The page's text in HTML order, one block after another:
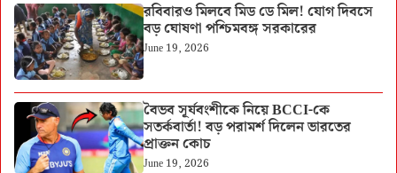
রবিবারও মিলবে মিড ডে মিল! যোগ দিবসে
বড় ঘোষণা পশ্চিমবঙ্গ সরকারের
June 19, 2026
বৈভব সূর্যবংশীকে নিয়ে BCCI-কে
সতর্কবার্তা! বড় পরামর্শ দিলেন ভারতের
প্রাক্তন কোচ
June 19, 2026